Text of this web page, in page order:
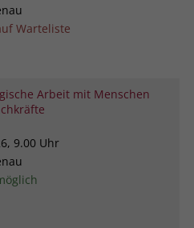
Warteliste
Arbeit mit Menschen
9.00 Uhr